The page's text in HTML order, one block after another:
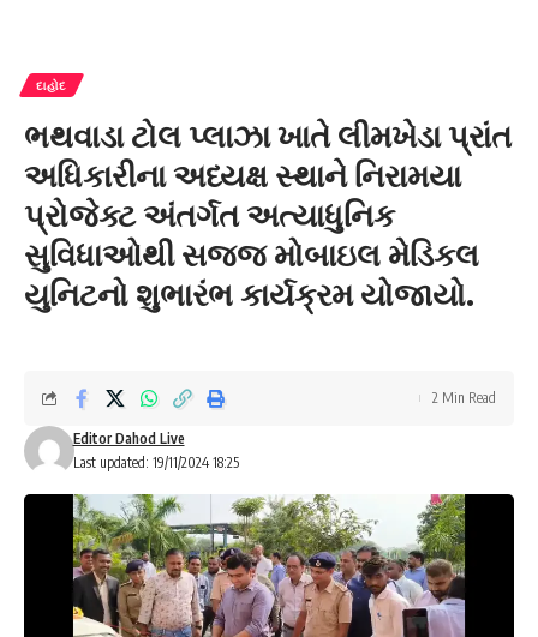
દાહોદ
ભથવાડા ટોલ પ્લાઝા ખાતે લીમખેડા પ્રાંત
અધિકારીના અધ્યક્ષ સ્થાને નિરામયા
પ્રોજેક્ટ અંતર્ગત અત્યાધુનિક
સુવિધાઓથી સજજ મોબાઇલ મેડિકલ
યુનિટનો શુભારંભ કાર્યક્રમ યોજાયો.
Last updated: 19/11/2024 18:25
Editor Dahod Live
2 Min Read